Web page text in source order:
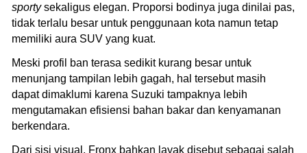
sportysekaligus elegan. Proporsi bodinya juga dinilai pas,
tidak terlalu besar untuk penggunaan kota namun tetap
memiliki aura SUV yang kuat.
Meski profil ban terasa sedikit kurang besar untuk
menunjang tampilan lebih gagah, hal tersebut masih
dapat dimaklumi karena Suzuki tampaknya lebih
mengutamakan efisiensi bahan bakar dan kenyamanan
berkendara.
Dari sisi visual, Fronx bahkan layak disebut sebagai salah